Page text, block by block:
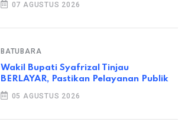
07 AGUSTUS 2026
BATUBARA
Wakil Bupati Syafrizal Tinjau
BERLAYAR, Pastikan Pelayanan Publik
05 AGUSTUS 2026